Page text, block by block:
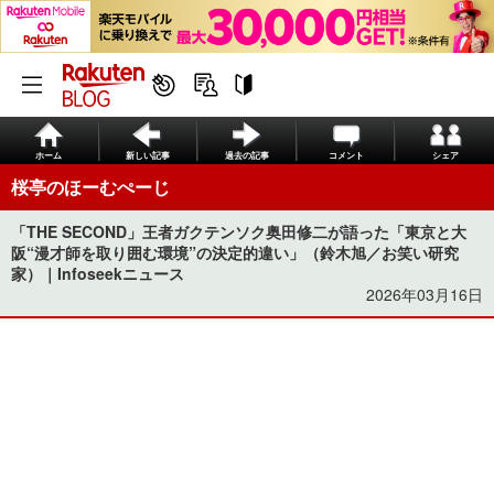
ホーム 新しい記事 過去の記事 コメント シェア
桜亭のほーむぺーじ
「THE SECOND」王者ガクテンソク奥田修二が語った「東京と大
阪“漫才師を取り囲む環境”の決定的違い」（鈴木旭／お笑い研究
家）｜Infoseekニュース
2026年03月16日